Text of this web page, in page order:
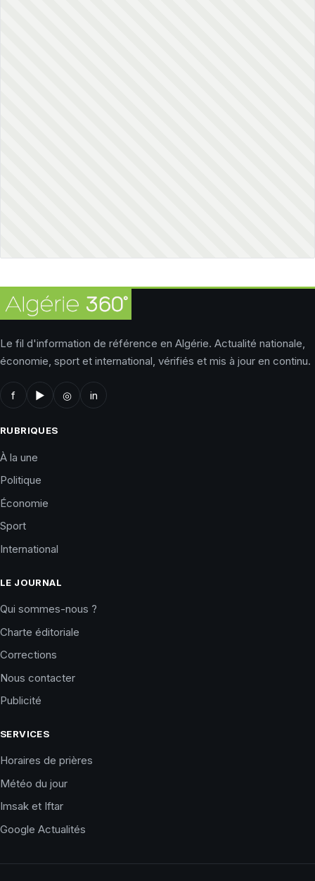
Le fil d'information de référence en Algérie. Actualité nationale,
économie, sport et international, vérifiés et mis à jour en continu.
f ▶ ◎ in
RUBRIQUES
À la une
Politique
Économie
Sport
International
LE JOURNAL
Qui sommes-nous ?
Charte éditoriale
Corrections
Nous contacter
Publicité
SERVICES
Horaires de prières
Météo du jour
Imsak et Iftar
Google Actualités